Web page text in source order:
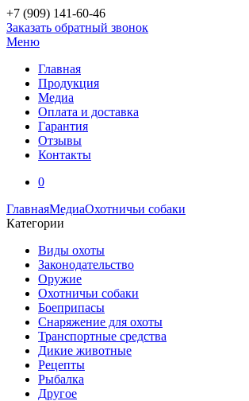
+7 (909) 141-60-46
Заказать обратный звонок
Меню
Главная
Продукция
Медиа
Оплата и доставка
Гарантия
Отзывы
Контакты
0
ГлавнаяМедиаОхотничьи собаки
Категории
Виды охоты
Законодательство
Оружие
Охотничьи собаки
Боеприпасы
Снаряжение для охоты
Транспортные средства
Дикие животные
Рецепты
Рыбалка
Другое